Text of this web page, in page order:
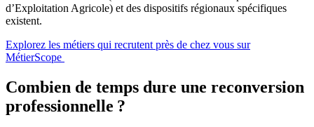
d’Exploitation Agricole) et des dispositifs régionaux spécifiques
existent.
Explorez les métiers qui recrutent près de chez vous sur
MétierScope
Combien de temps dure une reconversion
professionnelle ?